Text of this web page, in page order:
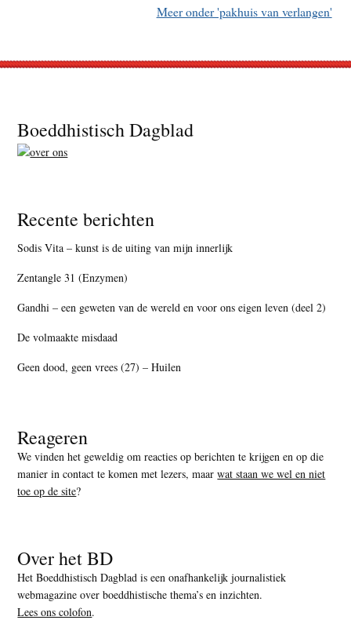
Meer onder 'pakhuis van verlangen'
Footer
Boeddhistisch Dagblad
Recente berichten
Sodis Vita – kunst is de uiting van mijn innerlijk
Zentangle 31 (Enzymen)
Gandhi – een geweten van de wereld en voor ons eigen leven (deel 2)
De volmaakte misdaad
Geen dood, geen vrees (27) – Huilen
Reageren
We vinden het geweldig om reacties op berichten te krijgen en op die
manier in contact te komen met lezers, maarwat staan we wel en niet
toe op de site?
Over het BD
Het Boeddhistisch Dagblad is een onafhankelijk journalistiek
webmagazine over boeddhistische thema’s en inzichten.
Lees ons colofon.